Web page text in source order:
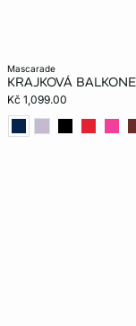
mascarade
KRAJKOVÁ
Kč 1,099.00